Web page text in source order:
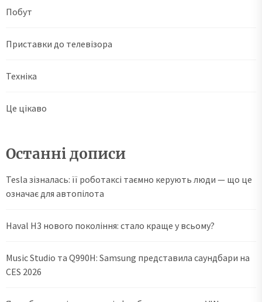
Побут
Приставки до телевізора
Техніка
Це цікаво
Останні дописи
Tesla зізналась: її роботаксі таємно керують люди — що це
означає для автопілота
Haval H3 нового покоління: стало краще у всьому?
Music Studio та Q990H: Samsung представила саундбари на
CES 2026